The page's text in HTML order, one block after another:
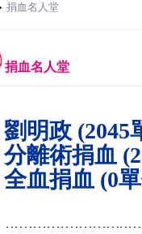
捐血名人堂
捐血名人堂
劉明政 (2045
分離術捐血
全血捐血 (0